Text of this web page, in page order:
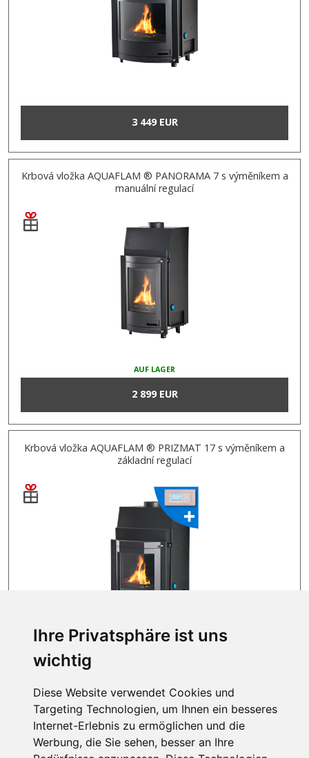
Ihre Privatsphäre ist uns
wichtig
Diese Website verwendet Cookies und
Targeting Technologien, um Ihnen ein besseres
Internet-Erlebnis zu ermöglichen und die
Werbung, die Sie sehen, besser an Ihre
3 449 EUR
Krbová vložka AQUAFLAM ® PANORAMA 7 s výměníkem a
manuální regulací
AUF LAGER
2 899 EUR
Krbová vložka AQUAFLAM ® PRIZMAT 17 s výměníkem a
základní regulací
AUF LAGER
1 2 3